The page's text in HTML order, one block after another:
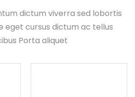
dictum viverra sed lobortis
eget cursus dictum ac tellus
Porta aliquet